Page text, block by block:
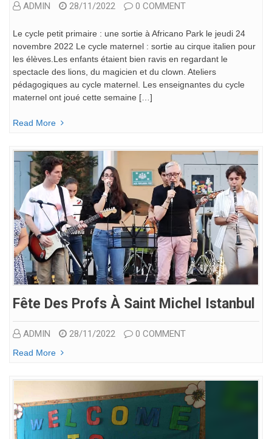
ADMIN 28/11/2022 0 COMMENT
Le cycle petit primaire : une sortie à Africano Park le jeudi 24
novembre 2022 Le cycle maternel : sortie au cirque italien pour
les élèves.Les enfants étaient bien ravis en regardant le
spectacle des lions, du magicien et du clown. Ateliers
pédagogiques au cycle maternel. Les enseignantes du cycle
maternel ont joué cette semaine […]
Read More
Fête Des Profs À Saint Michel Istanbul
ADMIN 28/11/2022 0 COMMENT
Read More